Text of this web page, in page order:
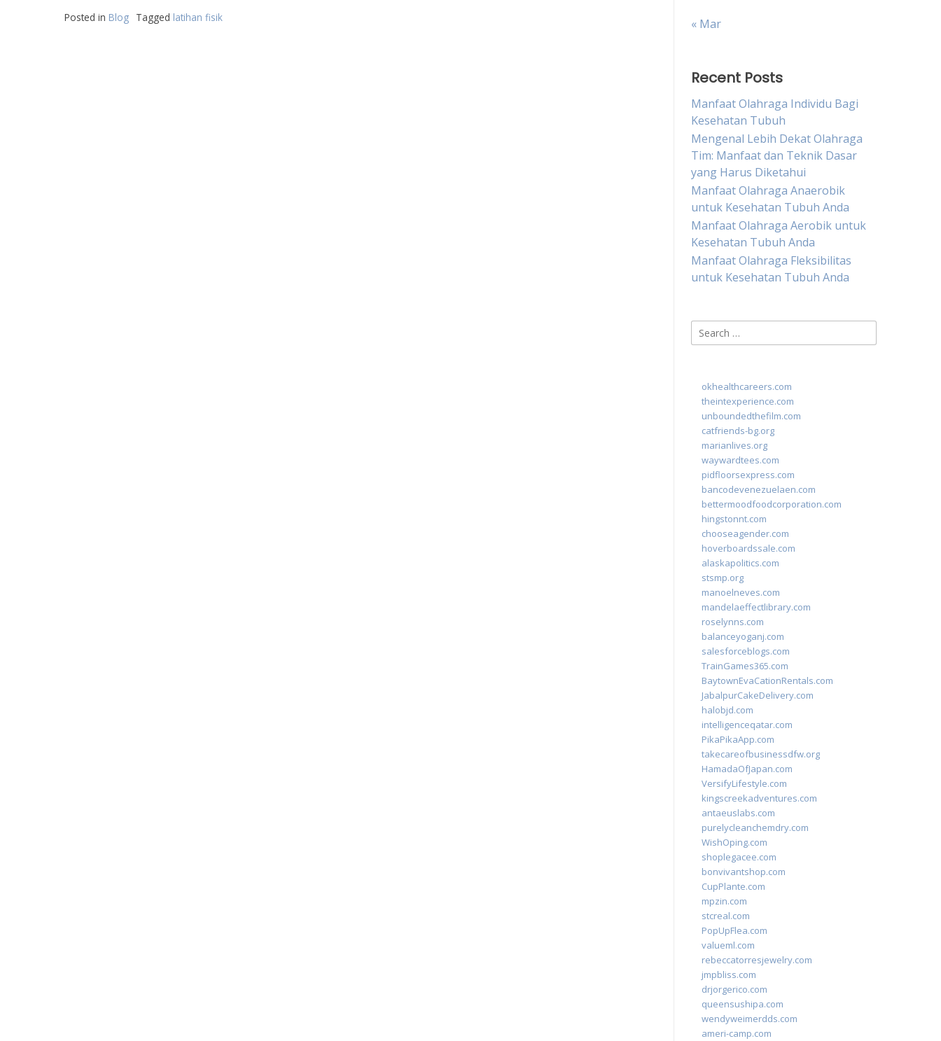
Posted in Blog Tagged latihan fisik « Mar
Recent Posts
Manfaat Olahraga Individu Bagi
Kesehatan Tubuh
Mengenal Lebih Dekat Olahraga
Tim: Manfaat dan Teknik Dasar
yang Harus Diketahui
Manfaat Olahraga Anaerobik
untuk Kesehatan Tubuh Anda
Manfaat Olahraga Aerobik untuk
Kesehatan Tubuh Anda
Manfaat Olahraga Fleksibilitas
untuk Kesehatan Tubuh Anda
Search
for:
okhealthcareers.com
theintexperience.com
unboundedthefilm.com
catfriends-bg.org
marianlives.org
waywardtees.com
pidfloorsexpress.com
bancodevenezuelaen.com
bettermoodfoodcorporation.com
hingstonnt.com
chooseagender.com
hoverboardssale.com
alaskapolitics.com
stsmp.org
manoelneves.com
mandelaeffectlibrary.com
roselynns.com
balanceyoganj.com
salesforceblogs.com
TrainGames365.com
BaytownEvaCationRentals.com
JabalpurCakeDelivery.com
halobjd.com
intelligenceqatar.com
PikaPikaApp.com
takecareofbusinessdfw.org
HamadaOfJapan.com
VersifyLifestyle.com
kingscreekadventures.com
antaeuslabs.com
purelycleanchemdry.com
WishOping.com
shoplegacee.com
bonvivantshop.com
CupPlante.com
mpzin.com
stcreal.com
PopUpFlea.com
valueml.com
rebeccatorresjewelry.com
jmpbliss.com
drjorgerico.com
queensushipa.com
wendyweimerdds.com
ameri-camp.com